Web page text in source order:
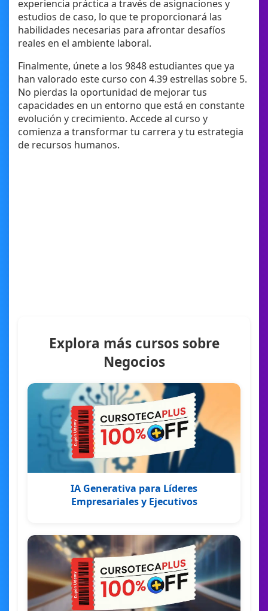
experiencia práctica a través de asignaciones y
estudios de caso, lo que te proporcionará las
habilidades necesarias para afrontar desafíos
reales en el ambiente laboral.
Finalmente, únete a los 9848 estudiantes que ya
han valorado este curso con 4.39 estrellas sobre 5.
No pierdas la oportunidad de mejorar tus
capacidades en un entorno que está en constante
evolución y crecimiento. Accede al curso y
comienza a transformar tu carrera y tu estrategia
de recursos humanos.
Explora más cursos sobre
Negocios
IA Generativa para Líderes
Empresariales y Ejecutivos